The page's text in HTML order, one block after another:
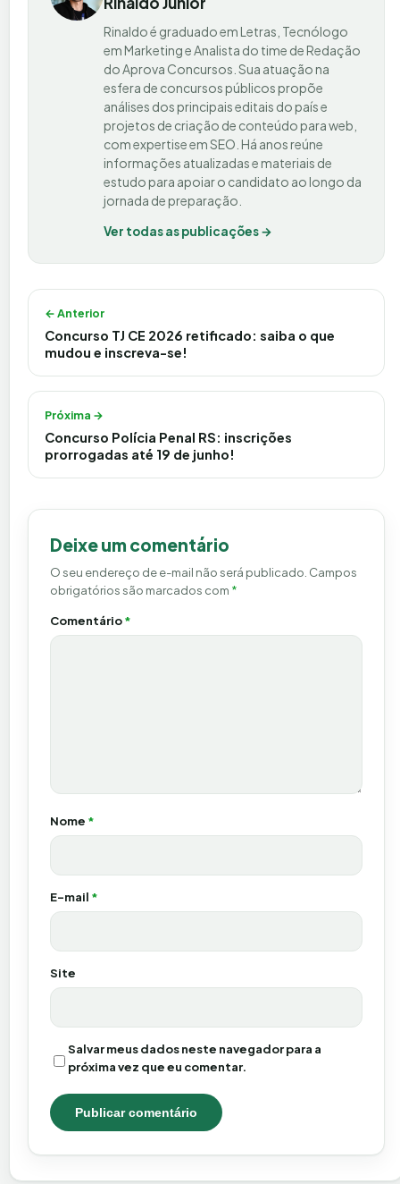
Rinaldo é graduado em Letras, Tecnólogo
em Marketing e Analista do time de Redação
do Aprova Concursos. Sua atuação na
esfera de concursos públicos propõe
análises dos principais editais do país e
projetos de criação de conteúdo para web,
com expertise em SEO. Há anos reúne
informações atualizadas e materiais de
estudo para apoiar o candidato ao longo da
jornada de preparação.
Ver todas as publicações →
Navegação de Post
← Anterior
Concurso TJ CE 2026 retificado: saiba o que
mudou e inscreva-se!
Próxima →
Concurso Polícia Penal RS: inscrições
prorrogadas até 19 de junho!
Deixe um comentário
O seu endereço de e-mail não será publicado. Campos
obrigatórios são marcados com *
Comentário*
Nome *
E-mail *
Site
Salvar meus dados neste navegador para a
próxima vez que eu comentar.